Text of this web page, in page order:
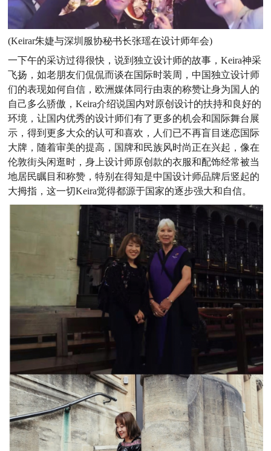
(Keirar朱婕与深圳服协秘书长张瑶在设计师年会)
一下午的采访过得很快，说到独立设计师的故事，Keira神采
飞扬，如老朋友们侃侃而谈在国际时装周，中国独立设计师
们的表现如何自信，欧洲媒体同行由衷的称赞让身为国人的
自己多么骄傲，Keira介绍说国内对原创设计的扶持和良好的
环境，让国内优秀的设计师们有了更多的机会和国际舞台展
示，得到更多大众的认可和喜欢，人们已不再盲目迷恋国际
大牌，随着审美的提高，国牌和民族风时尚正在兴起，像在
伦敦街头闲逛时，身上设计师原创款的衣服和配饰经常被当
地居民瞩目和称赞，特别在得知是中国设计师品牌后竖起的
大拇指，这一切Keira觉得都源于国家的逐步强大和自信。